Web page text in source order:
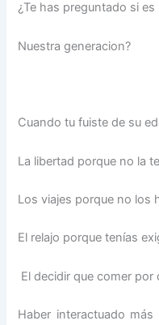
¿Te has preguntado si
Nuestra generacion?
Cuando tu fuiste de su
La libertad porque no la
Los viajes porque no los
El relajo porque tenías
El decidir que comer
Haber interactuado